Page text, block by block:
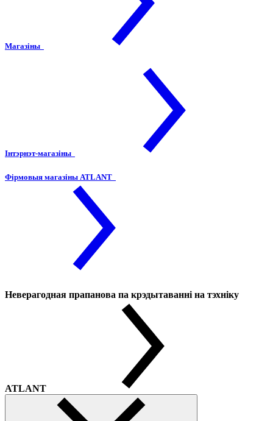
Магазіны
Інтэрнэт-магазіны
Фірмовыя магазіны ATLANT
Неверагодная прапанова па крэдытаванні на тэхніку
ATLANT